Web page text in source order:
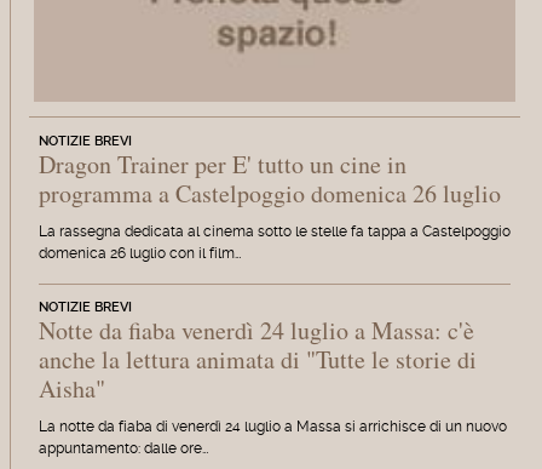
NOTIZIE BREVI
Dragon Trainer per E' tutto un cine in
programma a Castelpoggio domenica 26 luglio
La rassegna dedicata al cinema sotto le stelle fa tappa a Castelpoggio
domenica 26 luglio con il film…
NOTIZIE BREVI
Notte da fiaba venerdì 24 luglio a Massa: c'è
anche la lettura animata di "Tutte le storie di
Aisha"
La notte da fiaba di venerdì 24 luglio a Massa si arrichisce di un nuovo
appuntamento: dalle ore…